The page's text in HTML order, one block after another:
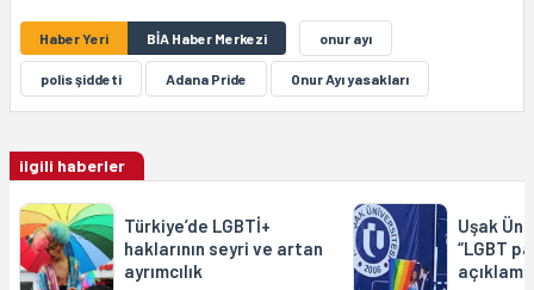
Haber Yeri BİA Haber Merkezi onur ayı
polis şiddeti Adana Pride Onur Ayı yasakları
ilgili haberler
Türkiye’de LGBTİ+
haklarının seyri ve artan
ayrımcılık
Uşak
“LGBT